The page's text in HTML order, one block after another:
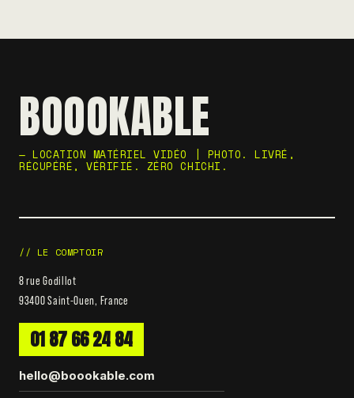
BOOOKABLE
— LOCATION MATÉRIEL VIDÉO | PHOTO. LIVRÉ,
RÉCUPÉRÉ, VÉRIFIÉ. ZÉRO CHICHI.
// LE COMPTOIR
8 rue Godillot
93400 Saint-Ouen, France
01 87 66 24 84
hello@boookable.com